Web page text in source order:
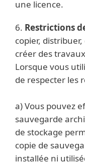
une licence.
6. Restrictions
copier,
créer des
Lorsque vous
de respecter les
a) Vous pouvez
sauvegarde
de stockage
copie de
installée ni